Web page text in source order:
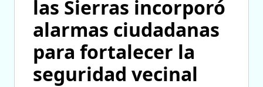
las Sierras incorporó
alarmas ciudadanas
para fortalecer la
seguridad vecinal